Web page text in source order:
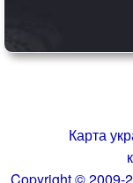
Карта
Copyright © 2009-